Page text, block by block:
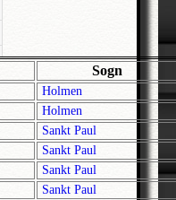
Sogn
Holmen
Holmen
Sankt Paul
Sankt Paul
Sankt Paul
Sankt Paul